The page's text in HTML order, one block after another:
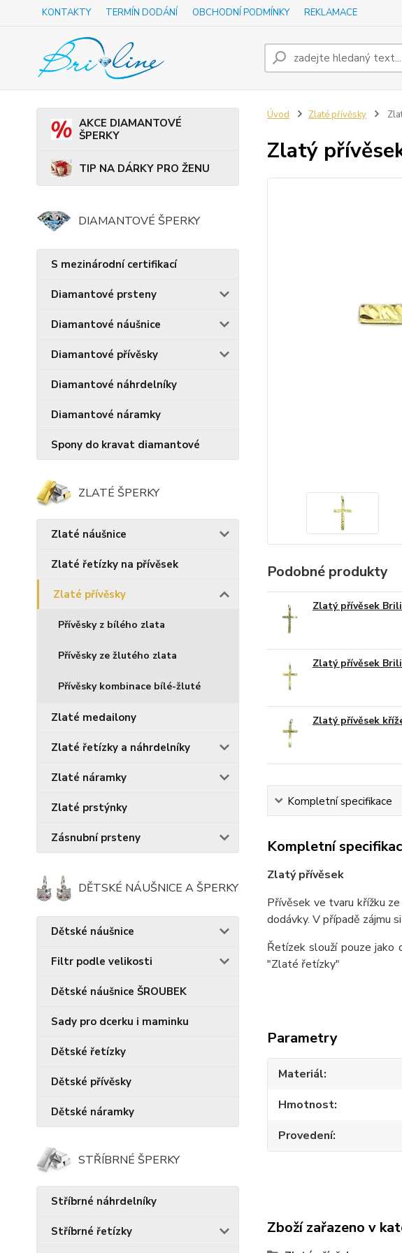
KONTAKTY TERMÍN DODÁNÍ OBCHODNÍ PODMÍNKY REKLAMACE
AKCE DIAMANTOVÉ
ŠPERKY
TIP NA DÁRKY PRO ŽENU
DIAMANTOVÉ ŠPERKY
S mezinárodní certifikací
Diamantové prsteny
Diamantové náušnice
Diamantové přívěsky
Diamantové náhrdelníky
Diamantové náramky
Spony do kravat diamantové
ZLATÉ ŠPERKY
Zlaté náušnice
Zlaté řetízky na přívěsek
Zlaté přívěsky
Přívěsky z bílého zlata
Přívěsky ze žlutého zlata
Přívěsky kombinace bílé-žluté
Zlaté medailony
Zlaté řetízky a náhrdelníky
Zlaté náramky
Zlaté prstýnky
Zásnubní prsteny
DĚTSKÉ NÁUŠNICE A ŠPERKY
Dětské náušnice
Filtr podle velikosti
Dětské náušnice ŠROUBEK
Sady pro dcerku i maminku
Dětské řetízky
Dětské přívěsky
Dětské náramky
STŘÍBRNÉ ŠPERKY
Stříbrné náhrdelníky
Stříbrné řetízky
Úvod Zlaté přívěsky
Zlatý
Podobné produkty
Zlatý přívěsek
Zlatý přívěsek
Zlatý přívěsek
Kompletní specifikace
Kompletní
Zlatý přívěsek
Přívěsek ve tvaru křížku
dodávky. V případě zájmu
Řetízek slouží pouze jako
"Zlaté řetízky"
Parametry
Materiál
Hmotnost
Provedení
Zboží zařazeno v